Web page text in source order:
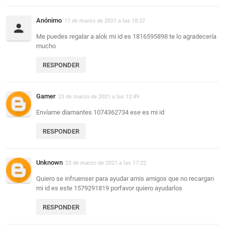
Anónimo 17 de marzo de 2021 a las 18:37
Me puedes regalar a alok mi id es 1816595898 te lo agradecería
mucho
RESPONDER
Gamer 23 de marzo de 2021 a las 12:49
Envíame diamantes 1074362734 ese es mi id
RESPONDER
Unknown 23 de marzo de 2021 a las 17:22
Quiero se infruenser para ayudar amis amigos que no recargan
mi id es este 1579291819 porfavor quiero ayudarlos
RESPONDER